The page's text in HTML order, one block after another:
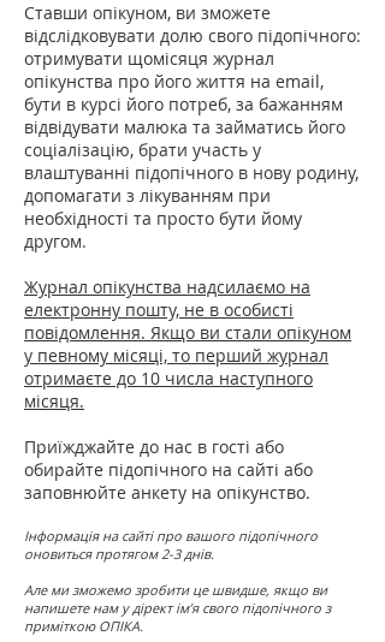
Ставши опікуном, ви зможете
відслідковувати долю свого підопічного:
отримувати щомісяця журнал
опікунства про його життя на email,
бути в курсі його потреб, за бажанням
відвідувати малюка та займатись його
соціалізацію, брати участь у
влаштуванні підопічного в нову родину,
допомагати з лікуванням при
необхідності та просто бути йому
другом.
Журнал опікунства надсилаємо на
електронну пошту, не в особисті
повідомлення. Якщо ви стали опікуном
у певному місяці, то перший журнал
отримаєте до 10 числа наступного
місяця.
Приїжджайте до нас в гості або
обирайте підопічного на сайті або
заповнюйте анкету на опікунство.
Інформація на сайті про вашого підопічного
оновиться протягом 2-3 днів.
Але ми зможемо зробити це швидше, якщо ви
напишете нам у дірект ім’я свого підопічного з
приміткою ОПІКА.